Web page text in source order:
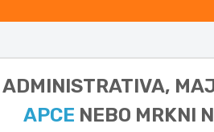
ADMINISTRATIVA,
APCE NEBO MRKNI